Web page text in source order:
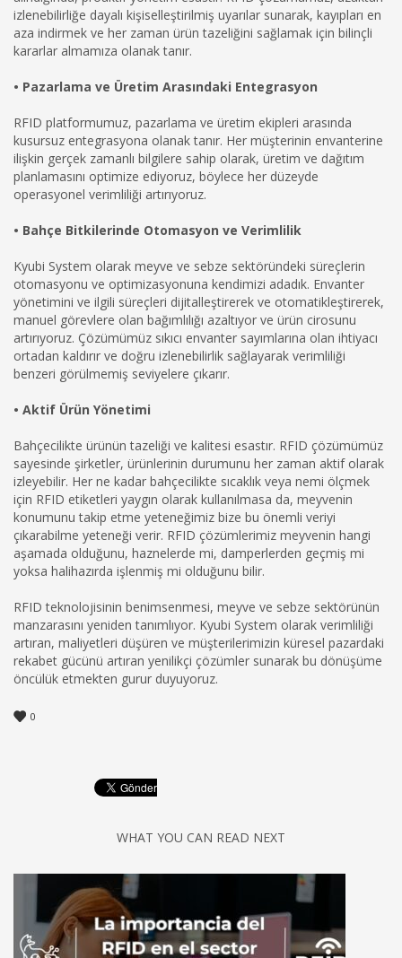
izlenebilirliğe dayalı kişiselleştirilmiş uyarılar sunarak, kayıpları en
aza indirmek ve her zaman ürün tazeliğini sağlamak için bilinçli
kararlar almamıza olanak tanır.
• Pazarlama ve Üretim Arasındaki Entegrasyon
RFID platformumuz, pazarlama ve üretim ekipleri arasında
kusursuz entegrasyona olanak tanır. Her müşterinin envanterine
ilişkin gerçek zamanlı bilgilere sahip olarak, üretim ve dağıtım
planlamasını optimize ediyoruz, böylece her düzeyde
operasyonel verimliliği artırıyoruz.
• Bahçe Bitkilerinde Otomasyon ve Verimlilik
Kyubi System olarak meyve ve sebze sektöründeki süreçlerin
otomasyonu ve optimizasyonuna kendimizi adadık. Envanter
yönetimini ve ilgili süreçleri dijitalleştirerek ve otomatikleştirerek,
manuel görevlere olan bağımlılığı azaltıyor ve ürün cirosunu
artırıyoruz. Çözümümüz sıkıcı envanter sayımlarına olan ihtiyacı
ortadan kaldırır ve doğru izlenebilirlik sağlayarak verimliliği
benzeri görülmemiş seviyelere çıkarır.
• Aktif Ürün Yönetimi
Bahçecilikte ürünün tazeliği ve kalitesi esastır. RFID çözümümüz
sayesinde şirketler, ürünlerinin durumunu her zaman aktif olarak
izleyebilir. Her ne kadar bahçecilikte sıcaklık veya nemi ölçmek
için RFID etiketleri yaygın olarak kullanılmasa da, meyvenin
konumunu takip etme yeteneğimiz bize bu önemli veriyi
çıkarabilme yeteneği verir. RFID çözümlerimiz meyvenin hangi
aşamada olduğunu, haznelerde mi, damperlerden geçmiş mi
yoksa halihazırda işlenmiş mi olduğunu bilir.
RFID teknolojisinin benimsenmesi, meyve ve sebze sektörünün
manzarasını yeniden tanımlıyor. Kyubi System olarak verimliliği
artıran, maliyetleri düşüren ve müşterilerimizin küresel pazardaki
rekabet gücünü artıran yenilikçi çözümler sunarak bu dönüşüme
öncülük etmekten gurur duyuyoruz.
0
WHAT YOU CAN READ NEXT